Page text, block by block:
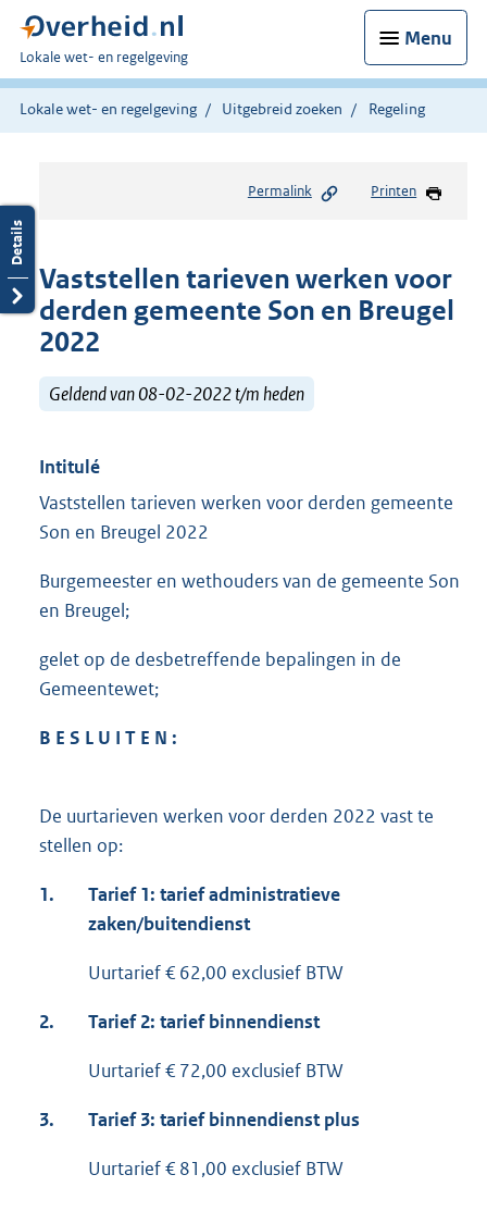
Menu
U
bent
hier:
Lokale wet- en regelgeving
Lokale wet- en regelgeving Uitgebreid zoeken Regeling
Permalink Printen
Vaststellen tarieven werken voor
derden gemeente Son en Breugel
2022
Geldend van 08-02-2022 t/m heden
Intitulé
Vaststellen tarieven werken voor derden gemeente
Son en Breugel 2022
Burgemeester en wethouders van de gemeente Son
en Breugel;
gelet op de desbetreffende bepalingen in de
Gemeentewet;
B E S L U I T E N :
De uurtarieven werken voor derden 2022 vast te
stellen op:
1.
Tarief 1: tarief administratieve
zaken/buitendienst
Uurtarief € 62,00 exclusief BTW
2. Tarief 2: tarief binnendienst
Uurtarief € 72,00 exclusief BTW
3. Tarief 3: tarief binnendienst plus
Uurtarief € 81,00 exclusief BTW